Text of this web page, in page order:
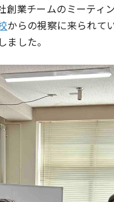
業チームのミーティ
からの視察に来られて
した。